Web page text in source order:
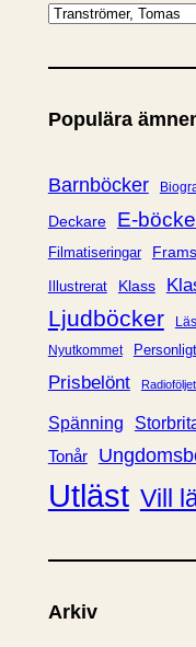
K
t
g
r
i
Populära
Barnböcker
Deckare E-
Filmatiseringar
Illustrerat Klass
Ljudböcker
Nyutkommet Personligt
Prisbelönt
Spänning
Tonår
Utläst Vill
Arkiv